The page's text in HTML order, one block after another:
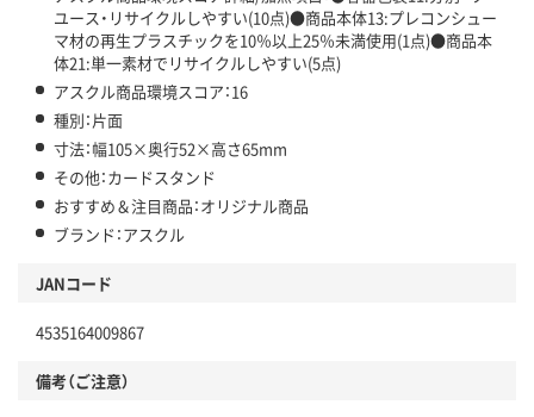
ユース・リサイクルしやすい(10点)●商品本体13:プレコンシュー
マ材の再生プラスチックを10％以上25％未満使用(1点)●商品本
体21:単一素材でリサイクルしやすい(5点)
アスクル商品環境スコア：16
種別：片面
寸法：幅105×奥行52×高さ65mm
その他：カードスタンド
おすすめ＆注目商品：オリジナル商品
ブランド：アスクル
JANコード
4535164009867
備考（ご注意）